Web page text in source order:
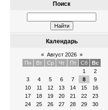
Поиск
Календарь
« Август 2026 »
Пн
Вт Ср Чт Пт Сб
Вс
1
2
3
4 5 6 7 8
9
10
11 12 13 14 15
16
17
18 19 20 21 22
23
24
25 26 27 28 29
30